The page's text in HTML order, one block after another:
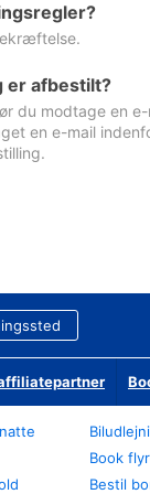
er afbestilt?
du modtage en
en e-mail
Book
Bestil